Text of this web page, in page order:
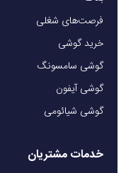
فرصت‌های شغلی
خرید گوشی
گوشی سامسونگ
گوشی آیفون
گوشی شیائومی
خدمات مشتریان